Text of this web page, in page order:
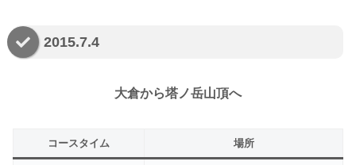
2015.7.4
大倉から塔ノ岳山頂へ
コースタイム 場所